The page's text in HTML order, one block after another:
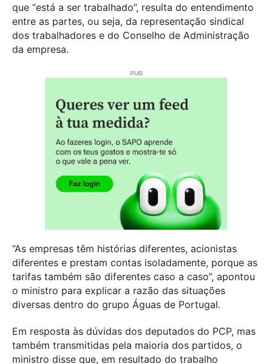
que “está a ser trabalhado”, resulta do entendimento
entre as partes, ou seja, da representação sindical
dos trabalhadores e do Conselho de Administração
da empresa.
“As empresas têm histórias diferentes, acionistas
diferentes e prestam contas isoladamente, porque as
tarifas também são diferentes caso a caso”, apontou
o ministro para explicar a razão das situações
diversas dentro do grupo Águas de Portugal.
Em resposta às dúvidas dos deputados do PCP, mas
também transmitidas pela maioria dos partidos, o
ministro disse que, em resultado do trabalho